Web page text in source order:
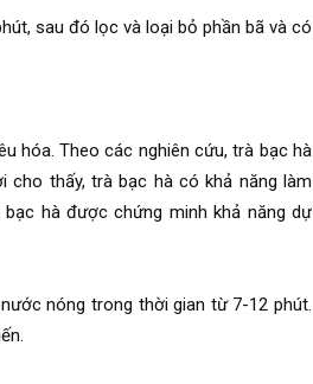
sau đó lọc và loại bỏ phần bã và có
hóa. Theo các nghiên cứu, trà bạc hà
thấy, trà bạc hà có khả năng làm
hà được chứng minh khả năng dự
nóng trong thời gian từ 7-12 phút.